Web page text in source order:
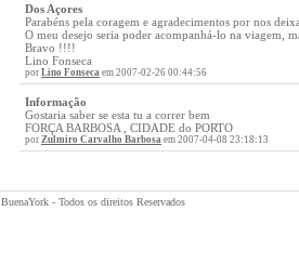
Dos Açores
Parabéns pela coragem e agradecimentos por nos
O meu desejo seria poder acompanhá-lo na viagem,
Bravo !!!!
Lino Fonseca
por Lino Fonseca em 2007-02-26 00:44:56
Informação
Gostaria saber se esta tu a correr bem
FORÇA BARBOSA , CIDADE do PORTO
por Zulmiro Carvalho Barbosa em 2007-04-08 23:18:13
BuenaYork - Todos os direitos Reservados